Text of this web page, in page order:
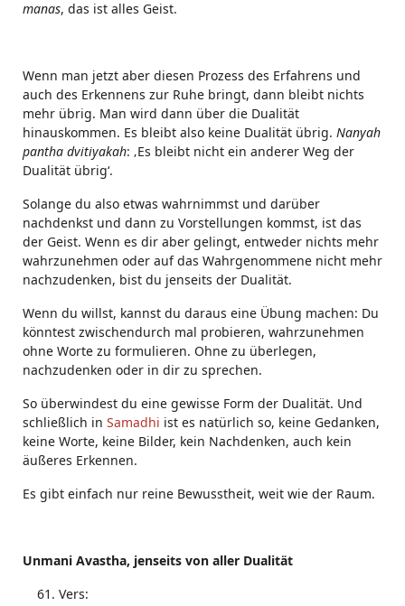
manas, das ist alles Geist.
Wenn man jetzt aber diesen Prozess des Erfahrens und
auch des Erkennens zur Ruhe bringt, dann bleibt nichts
mehr übrig. Man wird dann über die Dualität
hinauskommen. Es bleibt also keine Dualität übrig. Nanyah
pantha dvitiyakah: ‚Es bleibt nicht ein anderer Weg der
Dualität übrig‘.
Solange du also etwas wahrnimmst und darüber
nachdenkst und dann zu Vorstellungen kommst, ist das
der Geist. Wenn es dir aber gelingt, entweder nichts mehr
wahrzunehmen oder auf das Wahrgenommene nicht mehr
nachzudenken, bist du jenseits der Dualität.
Wenn du willst, kannst du daraus eine Übung machen: Du
könntest zwischendurch mal probieren, wahrzunehmen
ohne Worte zu formulieren. Ohne zu überlegen,
nachzudenken oder in dir zu sprechen.
So überwindest du eine gewisse Form der Dualität. Und
schließlich in Samadhi ist es natürlich so, keine Gedanken,
keine Worte, keine Bilder, kein Nachdenken, auch kein
äußeres Erkennen.
Es gibt einfach nur reine Bewusstheit, weit wie der Raum.
Unmani Avastha, jenseits von aller Dualität
Vers: